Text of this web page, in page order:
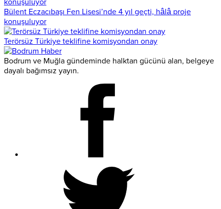
Bülent Eczacıbaşı Fen Lisesi’nde 4 yıl geçti, hâlâ proje
konuşuluyor
Terörsüz Türkiye teklifine komisyondan onay
Bodrum ve Muğla gündeminde halktan gücünü alan, belgeye
dayalı bağımsız yayın.